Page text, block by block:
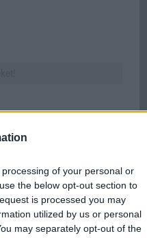
of your personal or
the below opt-out section to
is processed you may
utilized by us or personal
may separately opt-out of the
azok számára, akik új
szempontot vonz magára,
szabadon választott
meghatározzák.